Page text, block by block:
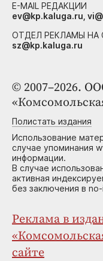
© 2007–2026.
Полистать издания
Использование
случае упоминания
информации.
В случае
активная
без заключения в
Реклама в
сайте
E-MAIL РЕДАКЦИИ
ev@kp.kaluga.ru,
ОТДЕЛ РЕКЛАМЫ НА
sz@kp.kaluga.ru